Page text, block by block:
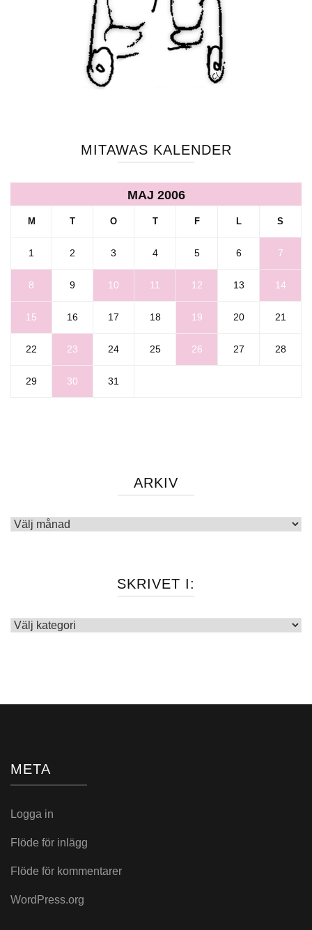
MITAWAS KALENDER
MAJ 2006
M T O T F L S
1 2 3 4 5 6 7
8 9 10 11 12 13 14
15 16 17 18 19 20 21
22 23 24 25 26 27 28
29 30 31
ARKIV
Arkiv
SKRIVET I:
Skrivet
META
Logga in
Flöde för inlägg
Flöde för kommentarer
WordPress.org